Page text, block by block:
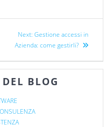
Next: Gestione accessi in
Azienda: come gestirli?
BLOG